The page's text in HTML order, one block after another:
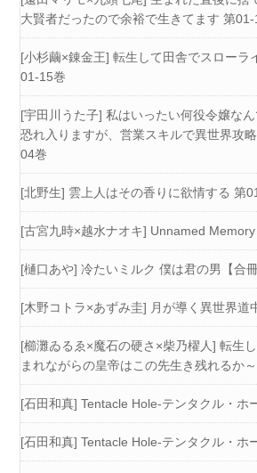
大賢者だったので余裕で生きてます 第01-
[小杉繭×錬金王] 転生して田舎でスローラ
01-15巻
[宇田川うた子] 私はいったい何役令嬢な
恐れ入りますが、営業スキルで異世界攻
04巻
[北野生] 雲上人はその香りに欲情する 第
[古宮九時×越水ナオキ] Unnamed
[樋口あや] 冷たいミルク 僕は君の男【合
[木野コトラ×あずみ圭] 月が導く異世界道
[櫛灘ゐるゑ×魔石の硬さ×柴乃櫂人] 転生
まれながらの皇帝はこの先生き残れるか
[石田和真] Tentacle Hole-テンタクル・ホ
[石田和真] Tentacle Hole-テンタクル・ホ